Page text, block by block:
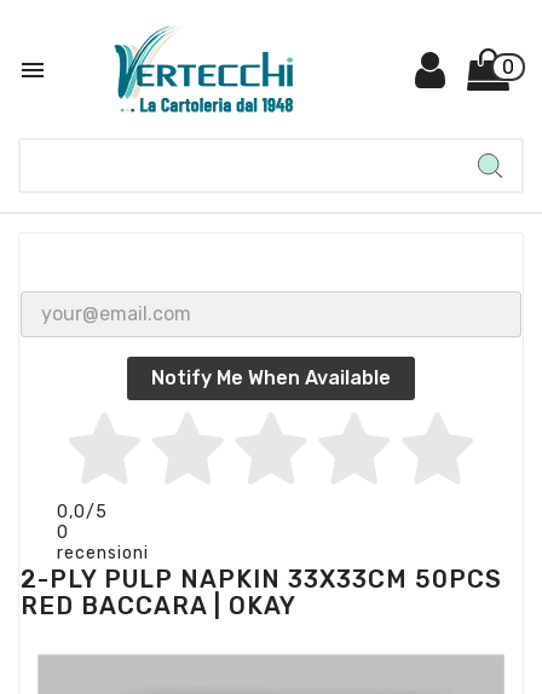
 0
Notify Me When Available
0,0/5
0
recensioni
2-PLY PULP NAPKIN 33X33CM 50PCS
RED BACCARA | OKAY